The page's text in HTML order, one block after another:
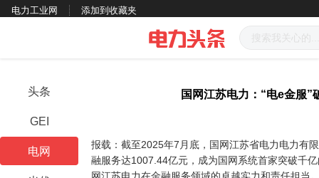
电力工业网 添加到收藏夹
头条
GEI
电网
国网江苏电力：“电e金服”
报载：截至2025年7月底，国网江苏省电力电力有
融服务达1007.44亿元，成为国网系统首家突破千